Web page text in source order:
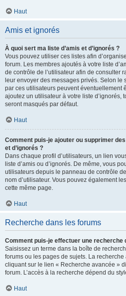
Haut
Amis et ignorés
À quoi sert ma liste d’amis et d’ignorés ?
Vous pouvez utiliser ces listes afin
forum. Les membres ajoutés à votre liste
de contrôle de l’utilisateur afin de consulter
leur envoyer des messages privés. Selon
par ces utilisateurs peuvent éventuellement
ajoutez un utilisateur à votre liste d’ignorés,
seront masqués par défaut.
Haut
Comment puis-je ajouter ou supprimer
et d’ignorés ?
Dans chaque profil d’utilisateurs, un lien
liste d’amis ou d’ignorés. De même, vous
utilisateurs depuis le panneau de contrôle
nom d’utilisateur. Vous pouvez également
cette même page.
Haut
Recherche dans les forums
Comment puis-je effectuer une recherche
Saisissez un terme dans la boîte de
forums ou les pages de sujets. La
cliquant sur le lien « Recherche avancée »
forum. L’accès à la recherche dépend du
Haut